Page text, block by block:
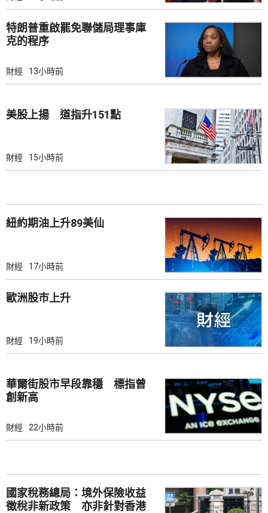
特朗普重啟罷免聯儲局理事庫
克的程序
財經 13小時前
美股上揚 道指升151點
財經 15小時前
紐約期油上升89美仙
財經 17小時前
歐洲股巿上升
財經 19小時前
華爾街股市早段靠穩 標指曾
創新高
財經 22小時前
國家稅務總局：境外保險收益
徵稅非新政策 亦非針對香港